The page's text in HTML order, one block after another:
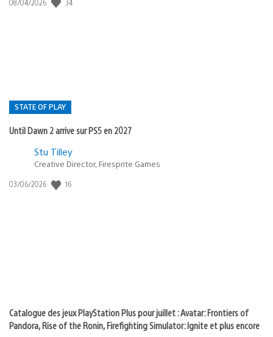
STATE OF PLAY
Until Dawn 2 arrive sur PS5 en 2027
Postée
:
Stu Tilley
Creative Director, Firesprite Games
Date
03/06/2026 16
Catalogue des jeux PlayStation Plus pour juillet : Avatar: Frontiers of
Pandora, Rise of the Ronin, Firefighting Simulator: Ignite et plus encore